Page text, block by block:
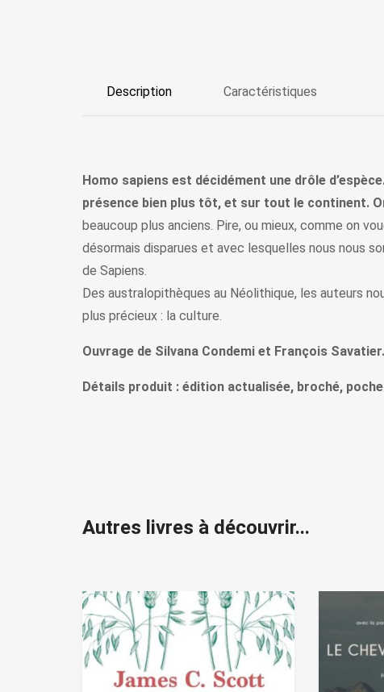
Description Caractéristiques
Homo sapiens est décidément une drôle
présence bien plus tôt, et sur tout le continent.
beaucoup plus anciens. Pire, ou mieux, comme on
désormais disparues et avec lesquelles nous nous
de Sapiens.
Des australopithèques au Néolithique, les auteurs
plus précieux : la culture.
Ouvrage de Silvana Condemi et François Savatier.
Détails produit : édition actualisée, broché,
Autres livres à découvrir...